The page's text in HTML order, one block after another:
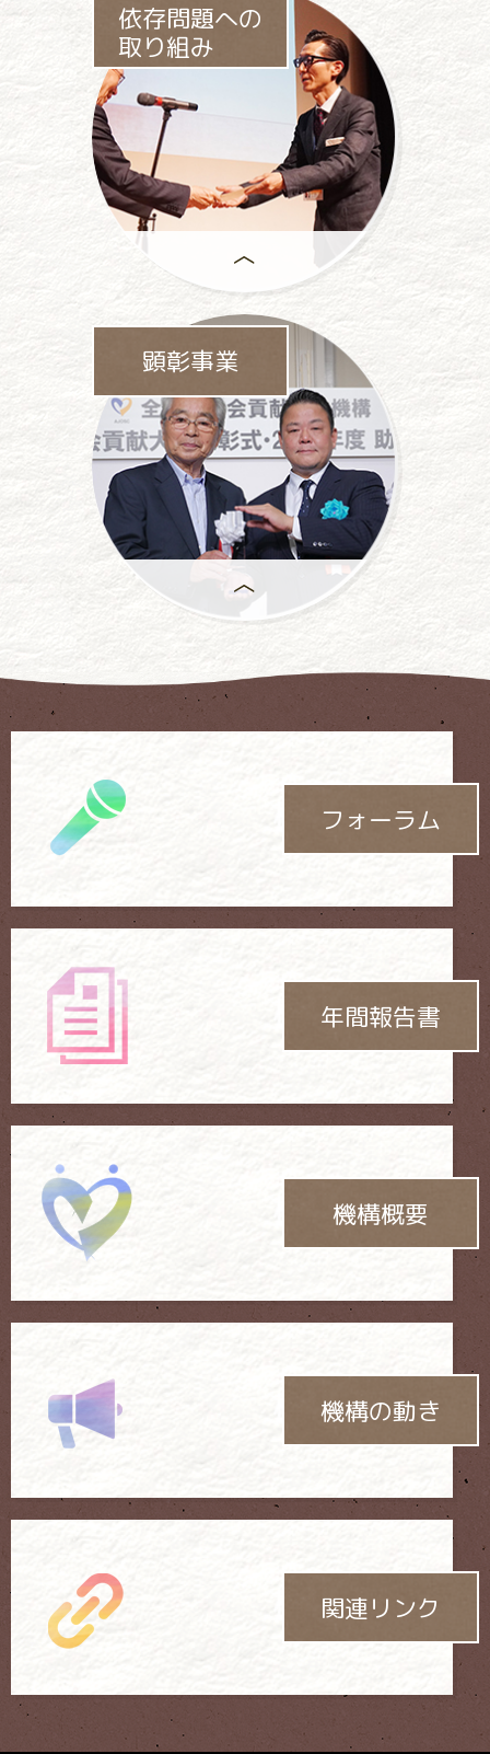
一般社団法人パチンコパチスロ
社会貢献機構の
中心事業です
依存問題への
取り組み
パチンコ・
パチスロ業界をあげて
取り組んでいます。
顕彰事業
もっとも優れた活動には、
「社会貢献大賞」が
フォーラム
年間報告書
機構概要
機構の動き
関連リンク